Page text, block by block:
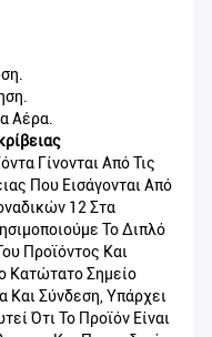
Αέρα.
Γίνονται Από Τις
Που Εισάγονται Από
12 Στα
Το Διπλό
Προϊόντος Και
Κατώτατο Σημείο
Και Σύνδεση, Υπάρχει
Ότι Το Προϊόν Είναι